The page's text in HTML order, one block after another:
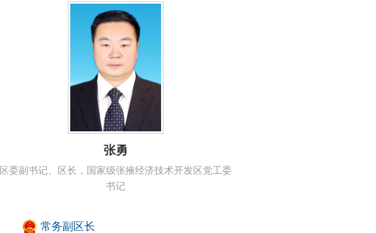
张勇
区委副书记、区长，国家级张掖经济技术开发区党工委
书记
常务副区长